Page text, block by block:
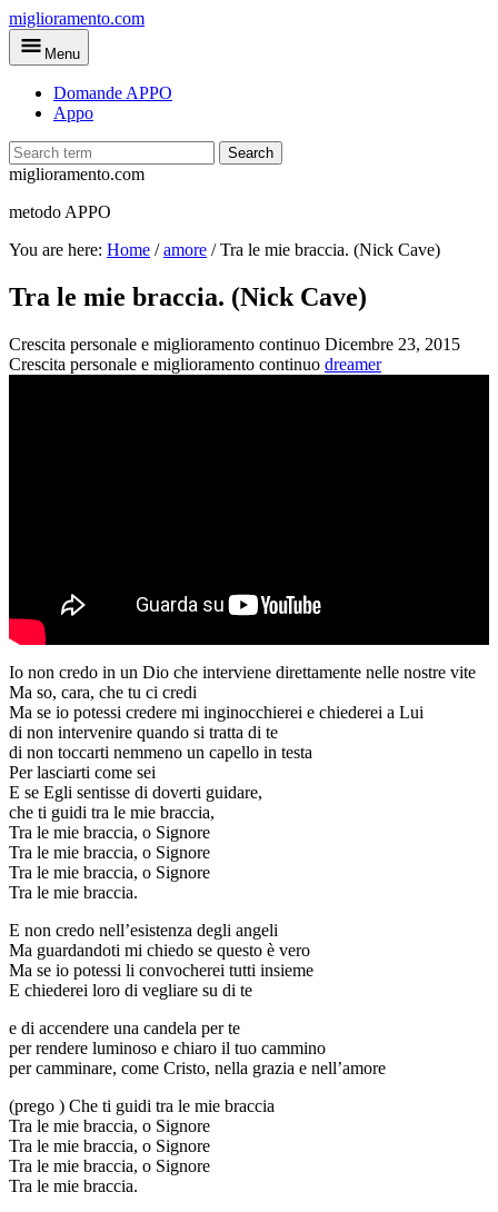
Skip
to
main
miglioramento.com
Menu
Domande APPO
Appo
Search
miglioramento.com
metodo APPO
You are here: Home /amore /Tra le mie braccia. (Nick Cave)
Tra le mie braccia. (Nick Cave)
Crescita personale e miglioramento continuo Dicembre 23, 2015
Crescita personale e miglioramento continuo dreamer
Io non credo in un Dio che interviene direttamente nelle nostre vite
Ma so, cara, che tu ci credi
Ma se io potessi credere mi inginocchierei e chiederei a Lui
di non intervenire quando si tratta di te
di non toccarti nemmeno un capello in testa
Per lasciarti come sei
E se Egli sentisse di doverti guidare,
che ti guidi tra le mie braccia,
Tra le mie braccia, o Signore
Tra le mie braccia, o Signore
Tra le mie braccia, o Signore
Tra le mie braccia.
E non credo nell’esistenza degli angeli
Ma guardandoti mi chiedo se questo è vero
Ma se io potessi li convocherei tutti insieme
E chiederei loro di vegliare su di te
e di accendere una candela per te
per rendere luminoso e chiaro il tuo cammino
per camminare, come Cristo, nella grazia e nell’amore
(prego ) Che ti guidi tra le mie braccia
Tra le mie braccia, o Signore
Tra le mie braccia, o Signore
Tra le mie braccia, o Signore
Tra le mie braccia.